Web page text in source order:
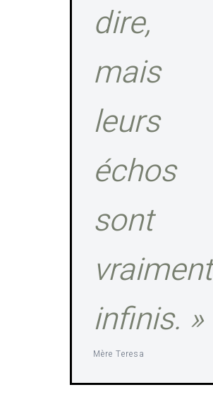
dire,
mais
leurs
échos
sont
vraiment
infinis. »
Mère Teresa